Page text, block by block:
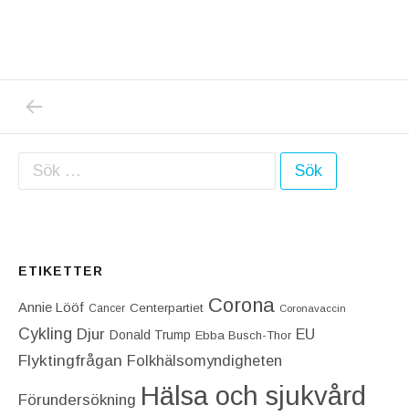
Inläggsnavigering
Sök efter:
ETIKETTER
Annie Lööf Cancer Centerpartiet‎ Corona Coronavaccin
Cykling Djur Donald Trump Ebba Busch-Thor EU
Flyktingfrågan Folkhälsomyndigheten
Förundersökning Hälsa och sjukvård